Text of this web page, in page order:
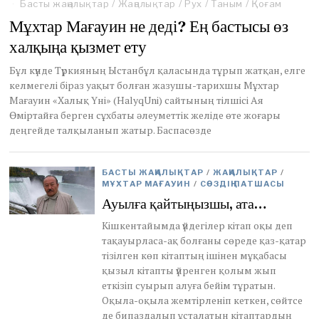
a
u
r
y
,
2
0
2
Басты жаңалықтар / Жаңалықтар / Рух / Таным / Қоғам
Мұхтар Мағауин не деді? Ең бастысы өз
халқыңа қызмет ету
Бұл күнде Түркияның Ыстанбұл қаласында тұрып жатқан, елге
келмегелі біраз уақыт болған жазушы-тарихшы Мұхтар
Мағауин «Халық Үні» (HalyqUni) сайтының тілшісі Ая
Өміртайға берген сұхбаты әлеуметтік желіде өте жоғары
деңгейде талқыланып жатыр. Баспасөзде
БАСТЫ ЖАҢАЛЫҚТАР / ЖАҢАЛЫҚТАР /
МҰХТАР МАҒАУИН / СӨЗДІҢ ПАТШАСЫ
Ауылға қайтыңызшы, ата…
Кішкентайымда үйдегілер кітап оқы деп
тақауырласа-ақ болғаны сөреде қаз-қатар
тізілген көп кітаптың ішінен мұқабасы
қызыл кітапты үйренген қолым жып
еткізіп суырып алуға бейім тұратын.
Оқыла-оқыла жемтірленіп кеткен, сөйтсе
де бипаздалып ұсталатын кітаптардың